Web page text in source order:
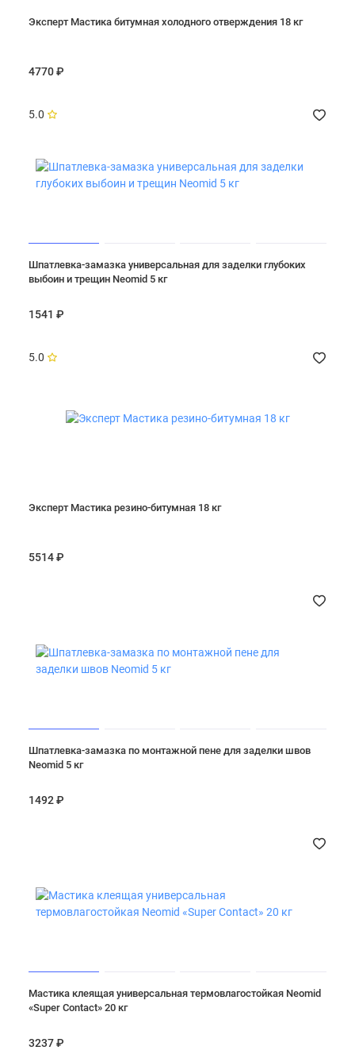
Эксперт Мастика битумная холодного отверждения 18 кг
4770 ₽
5.0
Шпатлевка-замазка универсальная для заделки глубоких
выбоин и трещин Neomid 5 кг
1541 ₽
5.0
Эксперт Мастика резино-битумная 18 кг
5514 ₽
Шпатлевка-замазка по монтажной пене для заделки швов
Neomid 5 кг
1492 ₽
Мастика клеящая универсальная термовлагостойкая Neomid
«Super Contact» 20 кг
3237 ₽